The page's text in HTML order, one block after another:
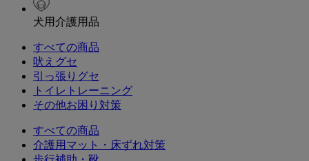
犬用介護用品
すべての商品
吠えグセ
引っ張りグセ
トイレトレーニング
その他お困り対策
すべての商品
介護用マット・床ずれ対策